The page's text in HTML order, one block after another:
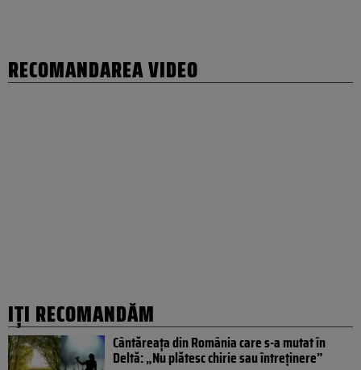
RECOMANDAREA VIDEO
IȚI RECOMANDĂM
Cântăreața din România care s-a mutat în
Deltă: „Nu plătesc chirie sau întreținere”